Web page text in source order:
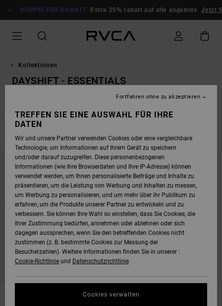
ZUR
DOPPELTER RABATT Extra 25% rabatt auf alle angebote Jetzt
Kollektionen
DAYSHIFT - ESSENTIALS
DIREKT
FILTERKRITERIEN
ÜBERSPRINGEN
FILTERN
ORGANIC COTTON 4
TREFFEN SIE EINE AUSWAHL FÜR IHRE
DATEN
Wir und unsere Partner verwenden Cookies oder eine vergleichbare
Technologie, um Informationen auf Ihrem Gerät zu speichern
und/oder darauf zuzugreifen. Diese personenbezogenen
Informationen (wie Ihre Browserdaten und Ihre IP-Adresse) können
verwendet werden, um Ihnen personalisierte Beiträge und Inhalte zu
präsentieren, um die Leistung von Werbung und Inhalten zu messen,
um Werbung zu personalisieren, und um mehr über ihr Publikum zu
erfahren, um die Produkte unserer Partner zu entwickeln und zu
verbessern. Sie können Ihre Wahl so einstellen, dass Sie Cookies, die
Ihrer Zustimmung bedürfen, annehmen oder ablehnen oder sich
dagegen aussprechen, wenn Sie den betreffenden Cookies nicht
zustimmen (z. B. bestimmte Cookies zur Messung der
Besucherzahlen). Weitere Informationen finden Sie in unserer :
Cookie-Richtlinie und Datenschutzrichtlinie
Cookies verwalten
Fortfahren ohne zu akzeptieren